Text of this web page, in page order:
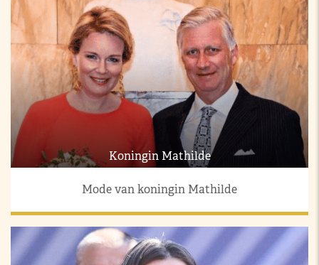
Koningin Mathilde
Mode van koningin Mathilde